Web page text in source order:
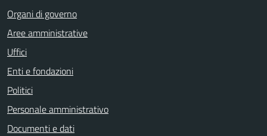
Organi di governo
Aree amministrative
Uffici
Enti e fondazioni
Politici
Personale amministrativo
Documenti e dati